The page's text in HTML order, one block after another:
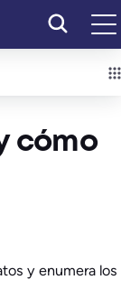
cómo
y enumera los